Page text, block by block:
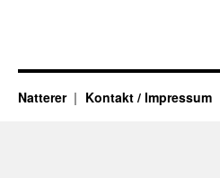
Natterer Kontakt / Impressum